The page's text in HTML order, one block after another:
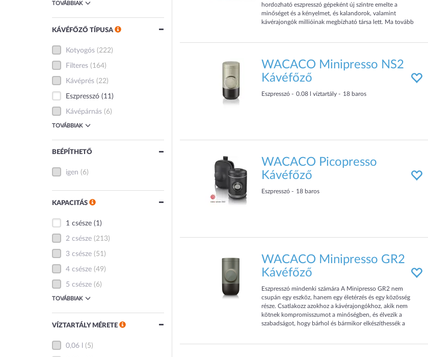
TOVÁBBIAK
KÁVÉFŐZŐ TÍPUSA
Kotyogós (222)
Filteres (164)
Kávéprés (22)
Eszpresszó (11)
Kávépárnás (6)
TOVÁBBIAK
BEÉPÍTHETŐ
igen (6)
KAPACITÁS
1 csésze (1)
2 csésze (213)
3 csésze (51)
4 csésze (49)
5 csésze (6)
TOVÁBBIAK
VÍZTARTÁLY MÉRETE
0,06 l (5)
hordozható eszpresszó gépeként új szintre emelte a
minőséget és a kényelmet, és kalandorok, valamint
kávérajongók millióinak megbízható társa lett. Ma tovább
WACACO Minipresso NS2
Kávéfőző
Eszpresszó 0.08 l víztartály 18 baros
WACACO Picopresso
Kávéfőző
Eszpresszó 18 baros
WACACO Minipresso GR2
Kávéfőző
Eszpresszó mindenki számára A Minipresso GR2 nem
csupán egy eszköz, hanem egy életérzés és egy közösség
része. Csatlakozz azokhoz a kávérajongókhoz, akik nem
kötnek kompromisszumot a minőségben, és élvezik a
szabadságot, hogy bárhol és bármikor elkészíthessék a